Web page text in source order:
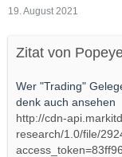
19. August 2021
Zitat von
Wer "Trading"
denk auch ansehen
http://cdn-
research/1.0/file/